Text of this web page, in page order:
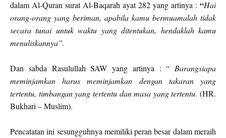
dalam Al-Quran surat Al-Baqarah ayat 282 yang artinya : “Hai
orang-orang yang beriman, apabila kamu bermuamalah tidak
secara tunai untuk waktu yang ditentukan, hendaklah kamu
menuliskannya”.
Dan sabda Rasulullah SAW yang artinya : “ Barangsiapa
meminjamkan harus meminjamkan dengan takaran yang
tertentu, timbangan yang tertentu dan masa yang tertentu. (HR.
Bukhari – Muslim).
Pencatatan ini sesungguhnya memiliki peran besar dalam meraih